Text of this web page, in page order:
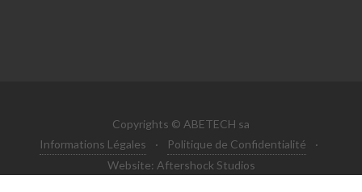
Copyrights © ABETECH sa
Informations Légales
· Politique de Confidentialité
·
Website: Aftershock Studios